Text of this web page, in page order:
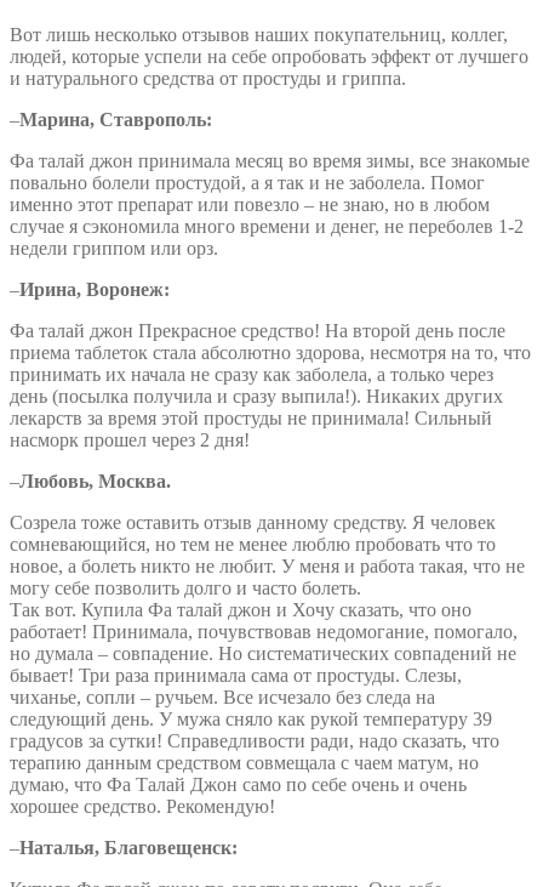
Вот лишь несколько отзывов наших покупательниц, коллег,
людей, которые успели на себе опробовать эффект от лучшего
и натурального средства от простуды и гриппа.
–Марина, Ставрополь:
Фа талай джон принимала месяц во время зимы, все знакомые
повально болели простудой, а я так и не заболела. Помог
именно этот препарат или повезло – не знаю, но в любом
случае я сэкономила много времени и денег, не переболев 1-2
недели гриппом или орз.
–Ирина, Воронеж:
Фа талай джон Прекрасное средство! На второй день после
приема таблеток стала абсолютно здорова, несмотря на то, что
принимать их начала не сразу как заболела, а только через
день (посылка получила и сразу выпила!). Никаких других
лекарств за время этой простуды не принимала! Сильный
насморк прошел через 2 дня!
–Любовь, Москва.
Созрела тоже оставить отзыв данному средству. Я человек
сомневающийся, но тем не менее люблю пробовать что то
новое, а болеть никто не любит. У меня и работа такая, что не
могу себе позволить долго и часто болеть.
Так вот. Купила Фа талай джон и Хочу сказать, что оно
работает! Принимала, почувствовав недомогание, помогало,
но думала – совпадение. Но систематических совпадений не
бывает! Три раза принимала сама от простуды. Слезы,
чиханье, сопли – ручьем. Все исчезало без следа на
следующий день. У мужа сняло как рукой температуру 39
градусов за сутки! Справедливости ради, надо сказать, что
терапию данным средством совмещала с чаем матум, но
думаю, что Фа Талай Джон само по себе очень и очень
хорошее средство. Рекомендую!
–Наталья, Благовещенск: